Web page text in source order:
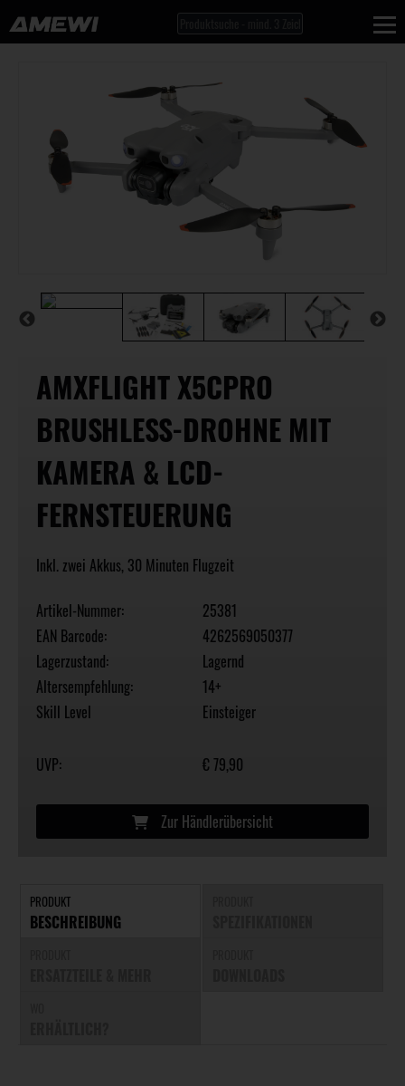
AMXFLIGHT X5CPRO
BRUSHLESS-DROHNE MIT
KAMERA & LCD-
FERNSTEUERUNG
Inkl. zwei Akkus, 30 Minuten Flugzeit
Artikel-Nummer:
25381
EAN Barcode:
4262569050377
Lagerzustand:
Lagernd
Altersempfehlung:
14+
Skill Level
Einsteiger
UVP: € 79,90
Zur Händlerübersicht
PRODUKT
BESCHREIBUNG